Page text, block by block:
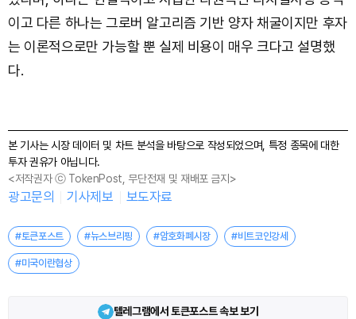
이고 다른 하나는 그로버 알고리즘 기반 양자 채굴이지만 후자
는 이론적으로만 가능할 뿐 실제 비용이 매우 크다고 설명했
다.
본 기사는 시장 데이터 및 차트 분석을 바탕으로 작성되었으며, 특정 종목에 대한
투자 권유가 아닙니다.
<저작권자 ⓒ TokenPost, 무단전재 및 재배포 금지>
광고문의 기사제보 보도자료
#토큰포스트 #뉴스브리핑 #암호화폐시장 #비트코인강세
#미국이란협상
텔레그램에서 토큰포스트 속보 보기